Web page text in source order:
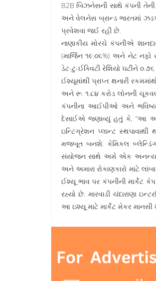
B2B બિઝનેસની સાથે કંપની તેની
અને વેલનેસ બ્રાન્ડ ભારતમાં
પ્રવેશવા જઈ રહી છે.
નાણાકીય મોરચે કંપનીએ
(માર્જિન ૧૯.૦૬%) અને નેટ નફો
ડેટ-ટુ-ઈક્વિટી રેશિયો ઘટીને
ઈશ્યૂમાંથી પ્રાપ્ત થનારી
અને રૂ. ૧.૮૪ કરોડ લોનની
કંપનીના આઈપીઓ અને
દેસાઈએ જણાવ્યું હતું કે, “આ
ઇન્ટિગ્રેશન પ્લાન્ટ સ્થપાવાથી
મજબૂત બનશે. કેમિકલ બ્લેન્ડિંગ
સંયોજન સાથે અમે એક અનન્ય
અને અમારા રોકાણકારો માટે
ઈશ્યૂ ભાવ પર કંપનીની
રહ્યો છે. મારવાડી ચંદારાણા
આ ઇશ્યૂ માટે માર્કેટ મેકર માનસી